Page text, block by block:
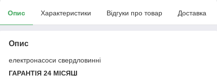
Опис Характеристики Відгуки про товар Доставка
Опис
електронасоси свердловинні
ГАРАНТІЯ 24 МІСЯЦІ